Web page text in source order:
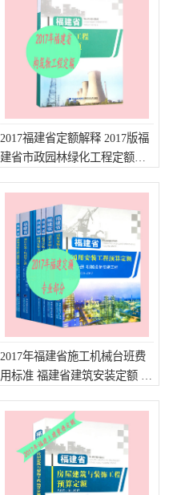
2017福建省定额解释 2017版福
建省市政园林绿化工程定额
2017年福建省施工机械台班费
用标准 福建省建筑安装定额 福
北京市建设工程消耗量定